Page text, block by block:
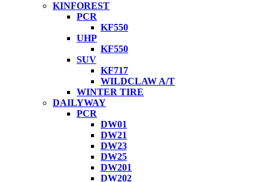
KINFOREST
PCR
KF550
UHP
KF550
SUV
KF717
WILDCLAW A/T
WINTER TIRE
DAILYWAY
PCR
DW01
DW21
DW23
DW25
DW201
DW202